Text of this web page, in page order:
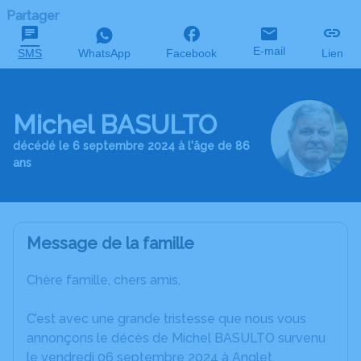
Partager
SMS WhatsApp Facebook E-mail Lien
Michel BASULTO
décédé le 6 septembre 2024 à l'âge de 86
ans
Message de la famille
Chère famille, chers amis,
C’est avec une grande tristesse que nous vous
annonçons le décès de Michel BASULTO survenu
le vendredi 06 septembre 2024 à Anglet.